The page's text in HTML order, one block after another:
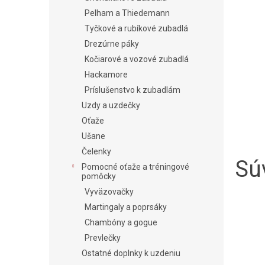
Pelham a Thiedemann
Tyčkové a rubíkové zubadlá
Drezúrne páky
Kočiarové a vozové zubadlá
Hackamore
Príslušenstvo k zubadlám
Uzdy a uzdečky
Oťaže
Ušane
Čelenky
Pomocné oťaže a tréningové
pomôcky
Vyväzovačky
Martingaly a poprsáky
Chambóny a gogue
Prevlečky
Ostatné doplnky k uzdeniu